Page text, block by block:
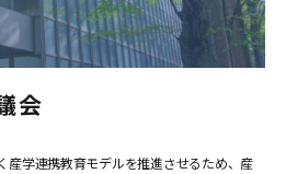
会
産学連携教育モデルを推進させるため、産